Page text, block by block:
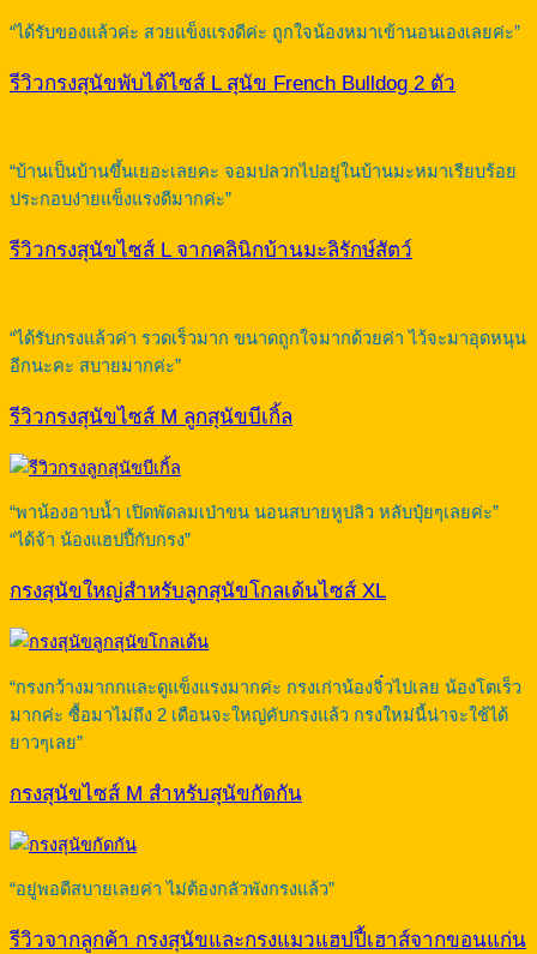
“ได้รับของแล้วค่ะ สวยแข็งแรงดีค่ะ ถูกใจน้องหมาเข้านอนเองเลยค่ะ”
รีวิวกรงสุนัขพับได้ไซส์ L สุนัข French Bulldog 2 ตัว
“บ้านเป็นบ้านขึ้นเยอะเลยคะ จอมปลวกไปอยู่ในบ้านมะหมาเรียบร้อย
ประกอบง่ายแข็งแรงดีมากค่ะ”
รีวิวกรงสุนัขไซส์ L จากคลินิกบ้านมะลิรักษ์สัตว์
“ได้รับกรงแล้วค่า รวดเร็วมาก ขนาดถูกใจมากด้วยค่า ไว้จะมาอุดหนุน
อีกนะคะ สบายมากค่ะ”
รีวิวกรงสุนัขไซส์ M ลูกสุนัขบีเกิ้ล
“พาน้องอาบน้ำ เปิดพัดลมเป่าขน นอนสบายหูปลิว หลับปุ๋ยๆเลยค่ะ”
“ได้จ้า น้องแฮปปี้กับกรง”
กรงสุนัขใหญ่สำหรับลูกสุนัขโกลเด้นไซส์ XL
“กรงกว้างมากกและดูแข็งแรงมากค่ะ กรงเก่าน้องจิ๋วไปเลย น้องโตเร็ว
มากค่ะ ซื้อมาไม่ถึง 2 เดือนจะใหญ่คับกรงแล้ว กรงใหม่นี้น่าจะใช้ได้
ยาวๆเลย”
กรงสุนัขไซส์ M สำหรับสุนัขกัดกัน
“อยู่พอดีสบายเลยค่า ไม่ต้องกลัวพังกรงแล้ว”
รีวิวจากลูกค้า กรงสุนัขและกรงแมวแฮปปี้เฮาส์จากขอนแก่น